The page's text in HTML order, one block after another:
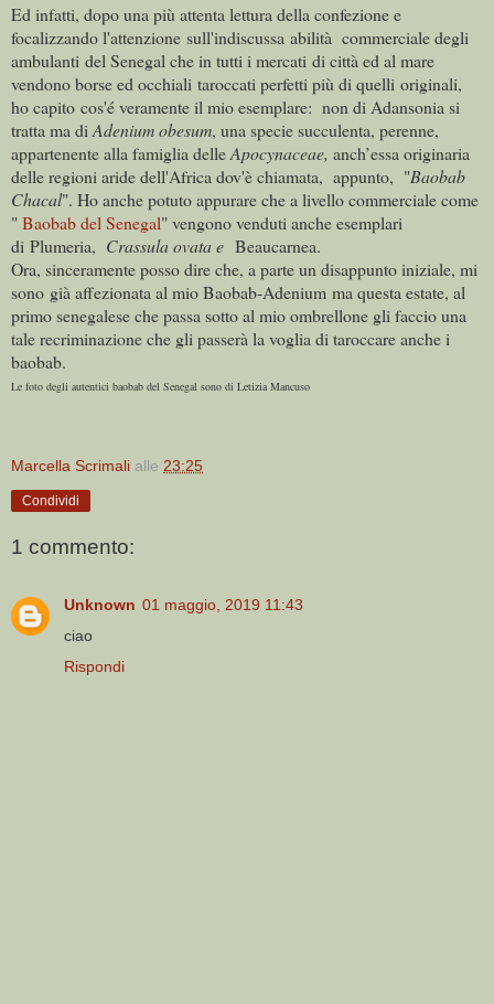
Ed infatti, dopo una più attenta lettura della confezione e
focalizzando l'attenzione sull'indiscussa abilità commerciale degli
ambulanti del Senegal che in tutti i mercati di città ed al mare
vendono borse ed occhiali taroccati perfetti più di quelli originali,
ho capito cos'é veramente il mio esemplare: non di Adansonia si
tratta ma di Adenium obesum, una specie succulenta, perenne,
appartenente alla famiglia delleApocynaceae, anch’essa originaria
delle regioni aride dell'Africa dov'è chiamata, appunto, "Baobab
Chacal". Ho anche potuto appurare che a livello commerciale come
" Baobab del Senegal" vengono venduti anche esemplari
di Plumeria, Crassula ovata e Beaucarnea.
Ora, sinceramente posso dire che, a parte un disappunto iniziale, mi
sono già affezionata al mio Baobab-Adenium ma questa estate, al
primo senegalese che passa sotto al mio ombrellone gli faccio una
tale recriminazione che gli passerà la voglia di taroccare anche i
baobab.
Le foto degli autentici baobab del Senegal sono di Letizia Mancuso
Marcella Scrimali alle 23:25
Condividi
1 commento:
Unknown 01 maggio, 2019 11:43
ciao
Rispondi